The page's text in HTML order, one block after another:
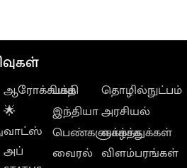
ஆரோக்கியம்
🌟
வாட்ஸ்
அப்
பக்தி
இந்தியா
பெண்களுக்காக
வைரல்
தொழில்நுட்பம்
அரசியல்
வாழ்த்துக்கள்
விளம்பரங்கள்